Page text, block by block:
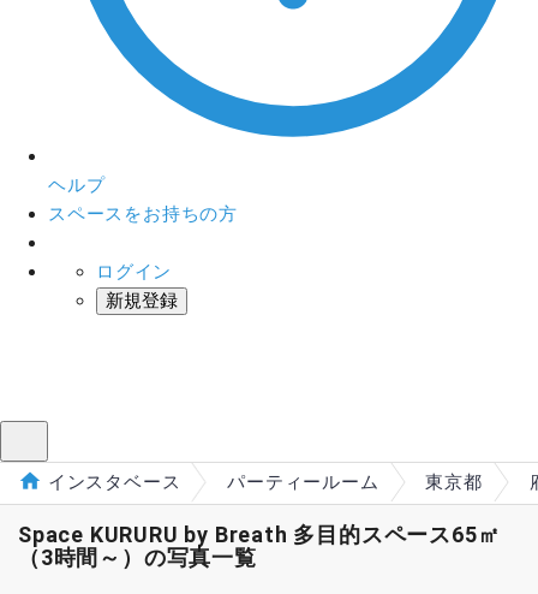
ヘルプ
スペースをお持ちの方
ログイン
新規登録
インスタベース パーティールーム 東京都
Space KURURU by Breath 多目的スペース65㎡
（3時間～）の写真一覧